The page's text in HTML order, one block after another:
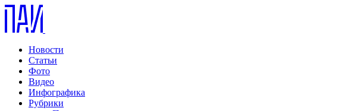
Новости
Статьи
Фото
Видео
Инфографика
Рубрики